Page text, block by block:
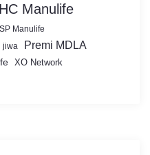
Manulife
Manulife
jiwa Premi MDLA
XO Network